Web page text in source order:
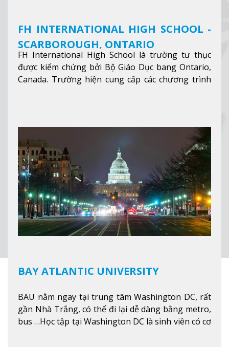
FH INTERNATIONAL HIGH SCHOOL -
SCARBOROUGH, ONTARIO
FH International High School là trường tư thục
được kiểm chứng bởi Bộ Giáo Dục bang Ontario,
Canada. Trường hiện cung cấp các chương trình
nhanh chóng môi trường học tại Canada.Xem
thêm
BAY ATLANTIC UNIVERSITY
BAU nằm ngay tại trung tâm Washington DC, rất
gần Nhà Trắng, có thể đi lại dễ dàng bằng metro,
bus …Học tập tại Washington DC là sinh viên có cơ